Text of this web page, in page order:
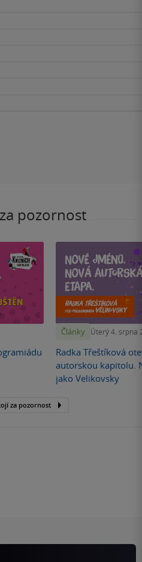
pozornost
Články Úterý 4. srpna
Radka Třeštíková
autorskou kapitolu.
jako Velikovsky
za pozornost